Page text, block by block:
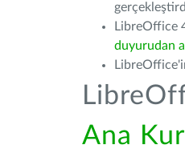
LibreOffice
duyurudan
Ana